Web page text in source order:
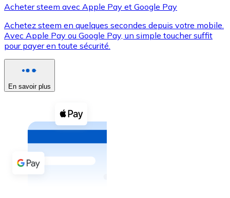
XRP
XRP
Voir toutes
Coupons crypto
Achetez des cryptomonnaies en espèces et d'autres
Acheter avec espèces
Virement SEPA
Acheter steem avec Apple Pay et Google Pay
Achetez steem en quelques secondes depuis votre mobile.
Avec Apple Pay ou Google Pay, un simple toucher suffit
pour payer en toute sécurité.
En savoir plus